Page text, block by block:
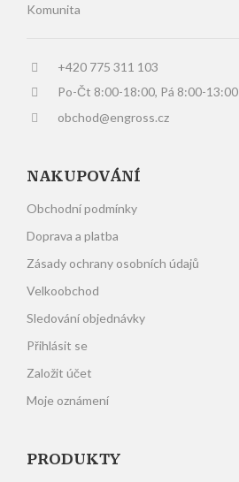
Komunita
+420 775 311 103
Po-Čt 8:00-18:00, Pá 8:00-13:00
obchod@engross.cz
NAKUPOVÁNÍ
Obchodní podmínky
Doprava a platba
Zásady ochrany osobních údajů
Velkoobchod
Sledování objednávky
Přihlásit se
Založit účet
Moje oznámení
PRODUKTY